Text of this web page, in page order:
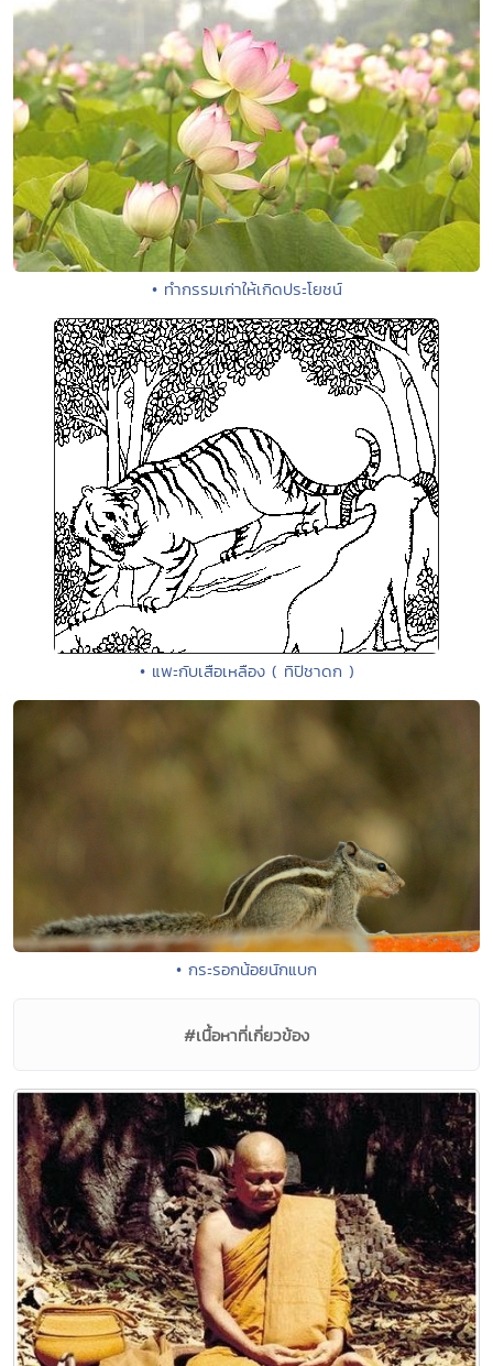
• ทำกรรมเก่าให้เกิดประโยชน์
• แพะกับเสือเหลือง ( ทิปิชาดก )
• กระรอกน้อยนักแบก
#เนื้อหาที่เกี่ยวข้อง